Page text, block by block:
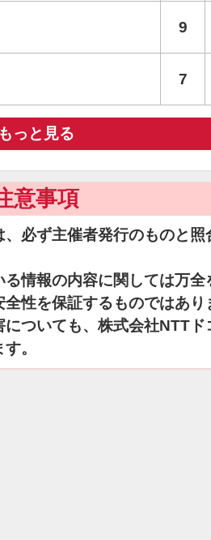
9
7
もっと見る
意事項
必ず主催者発行のものと照
情報の内容に関しては万全
性を保証するものではあり
ついても、株式会社NTTド
。